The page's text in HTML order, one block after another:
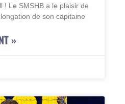
! Le SMSHB a le plaisir de
de son capitaine
»